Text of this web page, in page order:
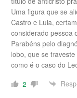
Uma figura que se
Castro e Lula,
considerado pessoa
Parabéns pelo
lobo, que se
como é o caso do
2